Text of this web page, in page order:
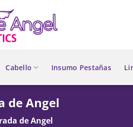
Cabello Insumo Pestañas
de Angel
de Angel